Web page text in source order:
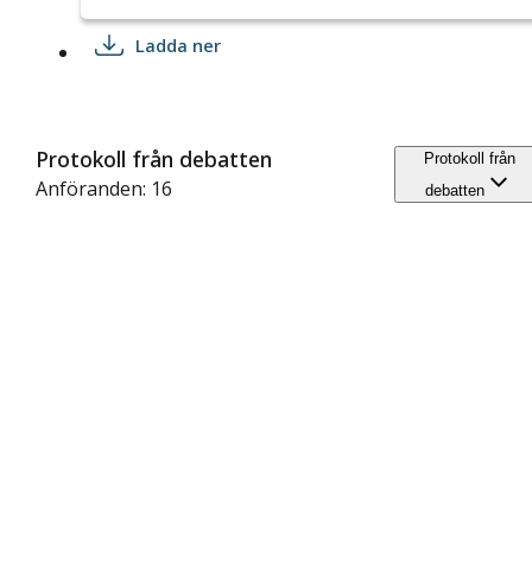
Ladda ner
Protokoll från debatten
Anföranden: 16
Protokoll från
debatten